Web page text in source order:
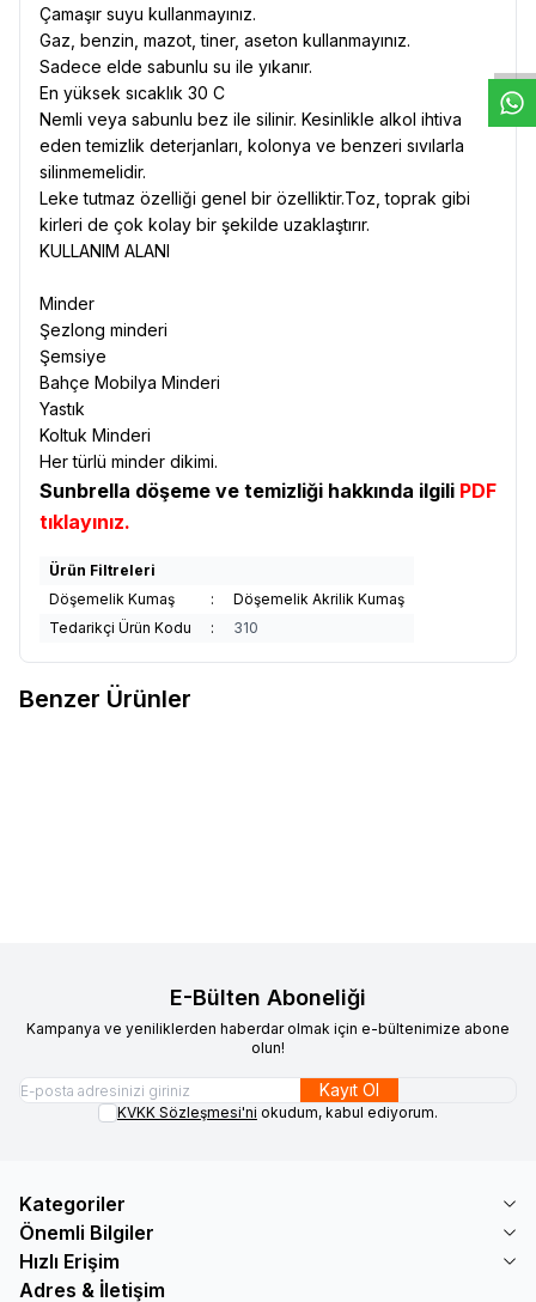
Çamaşır suyu kullanmayınız.
Gaz, benzin, mazot, tiner, aseton kullanmayınız.
Sadece elde sabunlu su ile yıkanır.
En yüksek sıcaklık 30 C
Nemli veya sabunlu bez ile silinir. Kesinlikle alkol ihtiva
eden temizlik deterjanları, kolonya ve benzeri sıvılarla
silinmemelidir.
Leke tutmaz özelliği genel bir özelliktir.Toz, toprak gibi
kirleri de çok kolay bir şekilde uzaklaştırır.
KULLANIM ALANI
Minder
Şezlong minderi
Şemsiye
Bahçe Mobilya Minderi
Yastık
Koltuk Minderi
Her türlü minder dikimi.
Sunbrella döşeme ve temizliği hakkında ilgili PDF
tıklayınız.
Ürün Filtreleri
Döşemelik Kumaş
:
Döşemelik Akrilik Kumaş
Tedarikçi Ürün Kodu
: 310
Benzer Ürünler
E-Bülten Aboneliği
Kampanya ve yeniliklerden haberdar olmak için e-bültenimize abone
olun!
Kayıt Ol
KVKK Sözleşmesi'ni okudum, kabul ediyorum.
Kategoriler
Önemli Bilgiler
Hızlı Erişim
Adres & İletişim